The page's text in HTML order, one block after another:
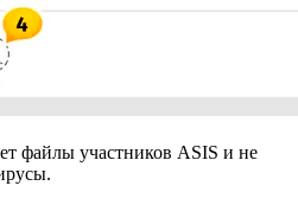
файлы участников ASIS и не